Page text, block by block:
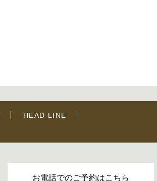
HEAD LINE
お電話でのご予約はこちら